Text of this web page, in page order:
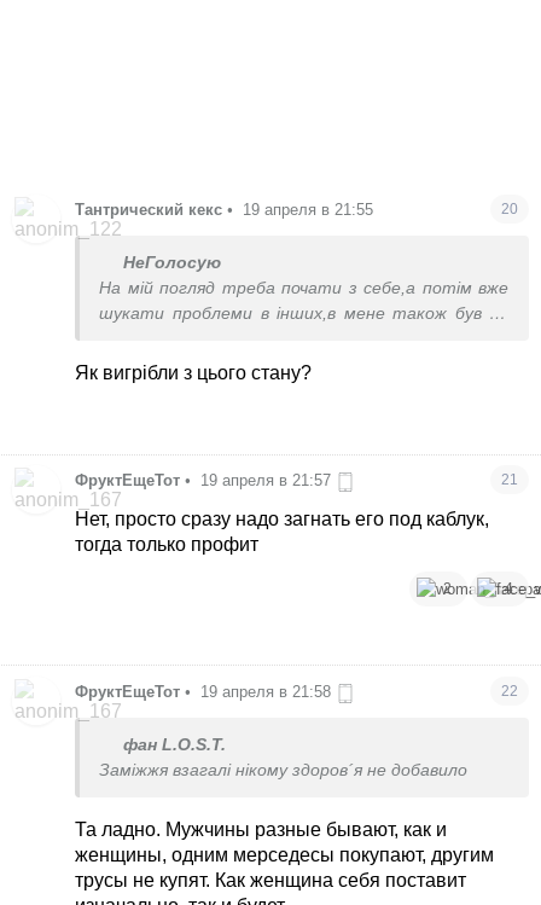
Тантрический кекс • 19 апреля в 21:55 20
НеГолосую
На мій погляд треба почати з себе,а потім вже
шукати проблеми в інших,в мене також був не
змінилось і стало бісити усе навкруги ще більше
принижують своїх жінок.Від таких треба тікати
якнайшвидше
Як вигрібли з цього стану?
ФруктЕщеТот • 19 апреля в 21:57 21
Нет, просто сразу надо загнать его под каблук,
тогда только профит
2 4
ФруктЕщеТот • 19 апреля в 21:58 22
фан L.O.S.T.
Заміжжя взагалі нікому здоров´я не добавило
Та ладно. Мужчины разные бывают, как и
женщины, одним мерседесы покупают, другим
трусы не купят. Как женщина себя поставит